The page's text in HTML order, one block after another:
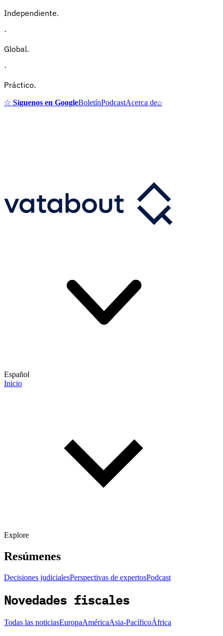
Independiente.
·
Global.
·
Práctico.
☆ Síguenos en GoogleBoletínPodcastAcerca de⌕
Español
Inicio
Explore
Resúmenes
Decisiones judicialesPerspectivas de expertosPodcast
Novedades fiscales
Todas las noticiasEuropaAméricaAsia-PacíficoÁfrica